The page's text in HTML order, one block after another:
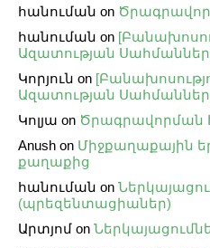
հանուման on
հանուման on
Ազատության
Կորյուն on
Ազատության
Կոլյա on Ծրագրավորման
Anush on Միջքաղաքային
քաղաքից
հանուման on
(պրեզենտացիաներ)
Արտյոմ on